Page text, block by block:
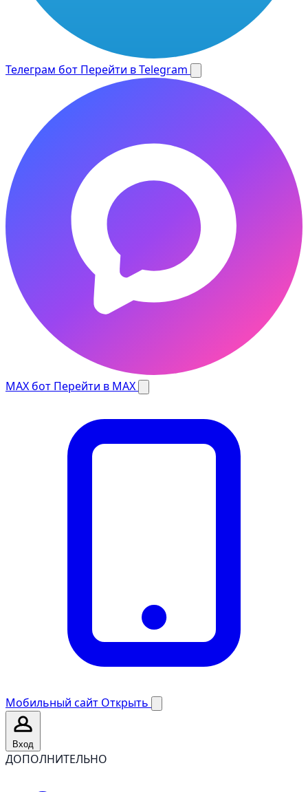
Телеграм бот Перейти в Telegram
MAX бот Перейти в MAX
Мобильный сайт Открыть
Вход
ДОПОЛНИТЕЛЬНО